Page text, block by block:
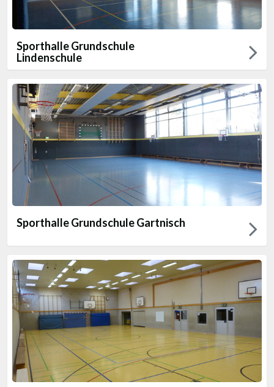
Sporthalle Grundschule
Lindenschule
Sporthalle Grundschule Gartnisch